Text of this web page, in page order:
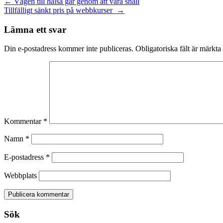
Inläggsnavigering
Tillfälligt sänkt pris på webbkurser →
Lämna ett svar
Din e-postadress kommer inte publiceras. Obligatoriska fält är märkta
Kommentar *
Namn *
E-postadress *
Webbplats
Sök